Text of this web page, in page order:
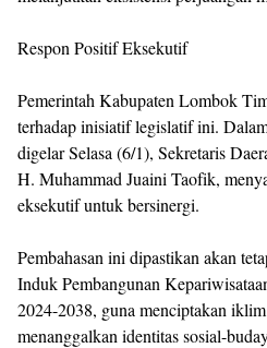
Respon Positif Eksekutif
Pemerintah Kabupaten Lombok
terhadap inisiatif legislatif ini.
digelar Selasa (6/1), Sekretaris
H. Muhammad Juaini Taofik,
eksekutif untuk bersinergi.
Pembahasan ini dipastikan akan
Induk Pembangunan
2024-2038, guna menciptakan
menanggalkan identitas sosial-